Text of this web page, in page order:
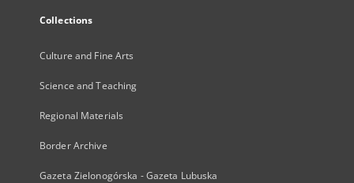
Collections
Culture and Fine Arts
Science and Teaching
Regional Materials
Border Archive
Gazeta Zielonogórska - Gazeta Lubuska